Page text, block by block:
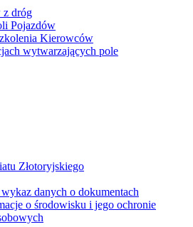
z dróg
Pojazdów
Kierowców
wytwarzających pole
Złotoryjskiego
danych o dokumentach
o środowisku i jego ochronie